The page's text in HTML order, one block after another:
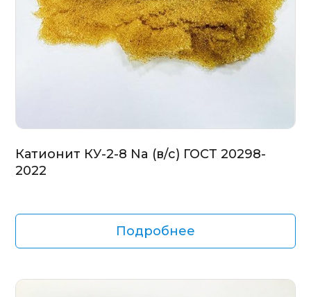
Катионит КУ-2-8 Na (в/с) ГОСТ 20298-
2022
Подробнее